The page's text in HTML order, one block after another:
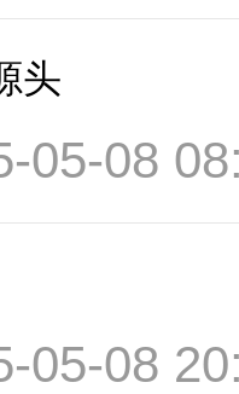
头
05-08
05-08